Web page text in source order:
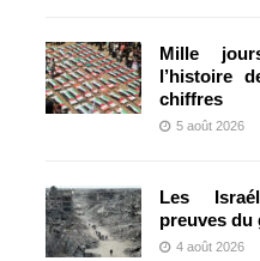
Mille
l’histoire
chiffres
5 août 2026
Les
preuves du
4 août 2026